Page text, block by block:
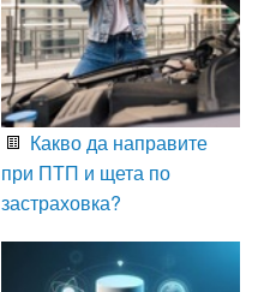
Какво да направите
при ПТП и щета по
застраховка?